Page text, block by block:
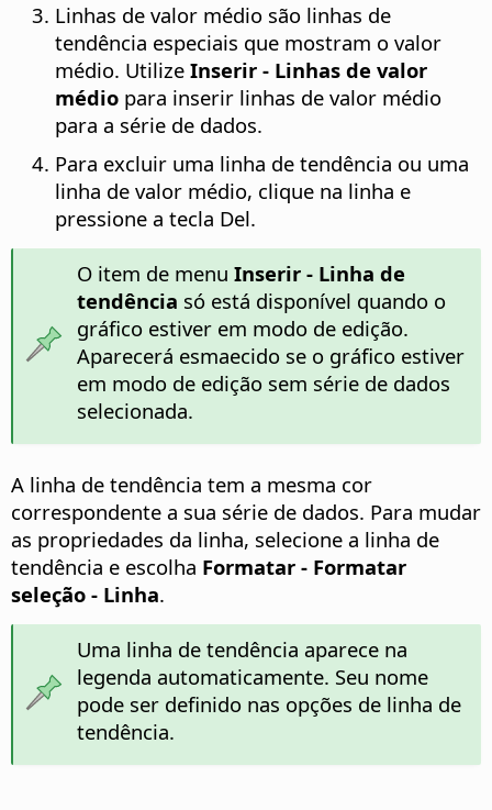
Linhas de valor médio são linhas de
tendência especiais que mostram o valor
médio. Utilize Inserir - Linhas de valor
médio para inserir linhas de valor médio
para a série de dados.
Para excluir uma linha de tendência ou uma
linha de valor médio, clique na linha e
pressione a tecla Del.
O item de menu Inserir - Linha de
tendência só está disponível quando o
gráfico estiver em modo de edição.
Aparecerá esmaecido se o gráfico estiver
em modo de edição sem série de dados
selecionada.
A linha de tendência tem a mesma cor
correspondente a sua série de dados. Para mudar
as propriedades da linha, selecione a linha de
tendência e escolha Formatar - Formatar
seleção - Linha.
Uma linha de tendência aparece na
legenda automaticamente. Seu nome
pode ser definido nas opções de linha de
tendência.